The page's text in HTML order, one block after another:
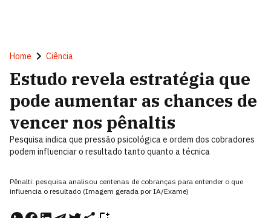
Home Ciência
Estudo revela estratégia que
pode aumentar as chances de
vencer nos pênaltis
Pesquisa indica que pressão psicológica e ordem dos cobradores
podem influenciar o resultado tanto quanto a técnica
Pênalti: pesquisa analisou centenas de cobranças para entender o que
influencia o resultado (Imagem gerada por IA/Exame)